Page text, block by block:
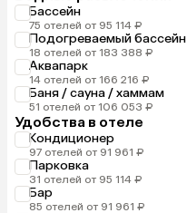
Бассейн
75 отелей от 95 114 ₽
Подогреваемый бассейн
18 отелей от 183 388 ₽
Аквапарк
14 отелей от 166 216 ₽
Баня / сауна / хаммам
51 отелей от 106 053 ₽
Удобства в отеле
Кондиционер
97 отелей от 91 961 ₽
Парковка
31 отелей от 95 114 ₽
Бар
85 отелей от 91 961 ₽